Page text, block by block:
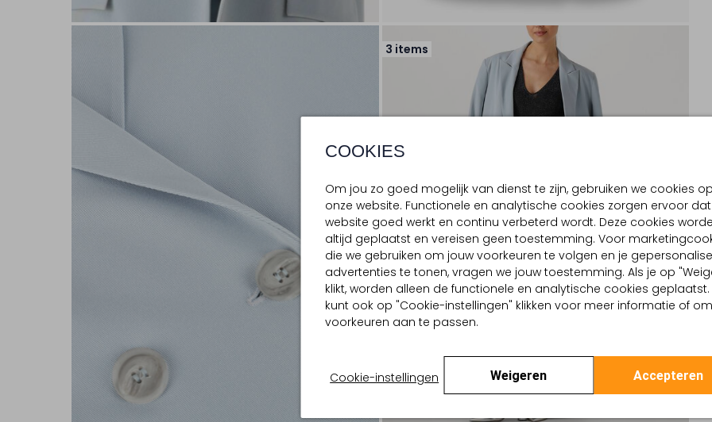
COOKIES
Om jou zo goed mogelijk van dienst te zijn, gebruiken we cookies op
onze website. Functionele en analytische cookies zorgen ervoor
website goed werkt en continu verbeterd wordt. Deze cookies
altijd geplaatst en vereisen geen toestemming. Voor
die we gebruiken om jouw voorkeuren te volgen en je
advertenties te tonen, vragen we jouw toestemming. Als je op
klikt, worden alleen de functionele en analytische cookies geplaatst.
kunt ook op "Cookie-instellingen" klikken voor meer informatie of
voorkeuren aan te passen.
Cookie-instellingen Weigeren Accepteren
3 items